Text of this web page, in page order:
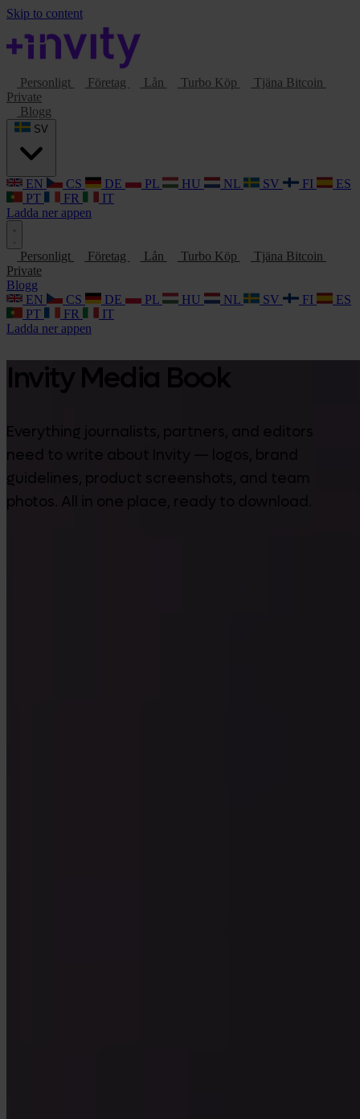
Skip to content
Personligt Företag Lån Turbo Köp
Tjäna Bitcoin
Private
Blogg
EN CS DE PL HU NL SV FI
ES
PT
FR
IT
Ladda ner appen
Personligt Företag Lån Turbo Köp
Tjäna Bitcoin
Private
Blogg
EN
CS DE PL HU NL SV FI
ES
PT
FR
IT
Ladda ner appen
Invity Media Book
Everything journalists, partners, and editors
need to write about Invity — logos, brand
guidelines, product screenshots, and team
photos. All in one place, ready to download.